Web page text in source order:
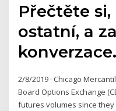
Přečtěte
ostatní, a
konverzace.
2/8/2019 · Chicago
Board Options Exchange
futures volumes since they